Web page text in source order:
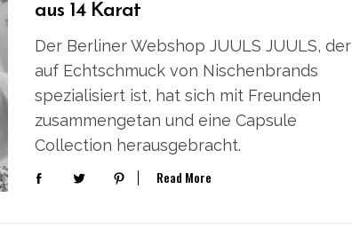
aus 14 Karat
Der Berliner Webshop JUULS JUULS, der
auf Echtschmuck von Nischenbrands
spezialisiert ist, hat sich mit Freunden
zusammengetan und eine Capsule
Collection herausgebracht.
Read More